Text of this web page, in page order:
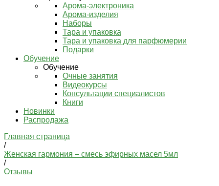
Арома-электроника
Арома-изделия
Наборы
Тара и упаковка
Тара и упаковка для парфюмерии
Подарки
Обучение
Обучение
Очные занятия
Видеокурсы
Консультации специалистов
Книги
Новинки
Распродажа
Главная страница
/
Женская гармония – смесь эфирных масел 5мл
/
Отзывы